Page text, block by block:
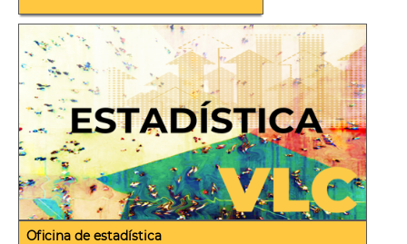
Oficina de estadística